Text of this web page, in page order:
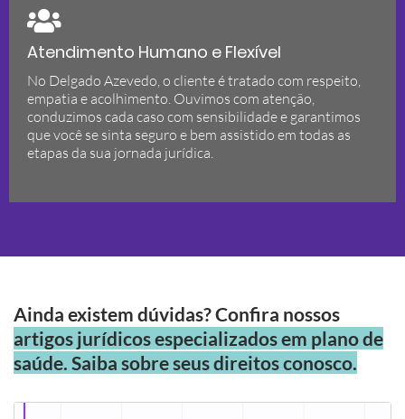
Atendimento Humano e Flexível
No Delgado Azevedo, o cliente é tratado com respeito,
empatia e acolhimento. Ouvimos com atenção,
conduzimos cada caso com sensibilidade e garantimos
que você se sinta seguro e bem assistido em todas as
etapas da sua jornada jurídica.
Ainda existem dúvidas? Confira nossos
artigos jurídicos especializados em plano de
saúde. Saiba sobre seus direitos conosco.